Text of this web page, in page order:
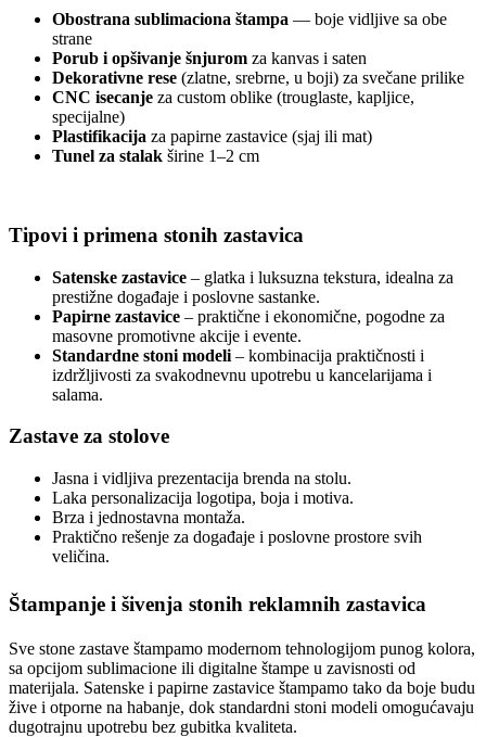
Obostrana sublimaciona štampa — boje vidljive sa obe
strane
Porub i opšivanje šnjurom za kanvas i saten
Dekorativne rese (zlatne, srebrne, u boji) za svečane prilike
CNC isecanje za custom oblike (trouglaste, kapljice,
specijalne)
Plastifikacija za papirne zastavice (sjaj ili mat)
Tunel za stalak širine 1–2 cm
Tipovi i primena stonih zastavica
Satenske zastavice – glatka i luksuzna tekstura, idealna za
prestižne događaje i poslovne sastanke.
Papirne zastavice – praktične i ekonomične, pogodne za
masovne promotivne akcije i evente.
Standardne stoni modeli – kombinacija praktičnosti i
izdržljivosti za svakodnevnu upotrebu u kancelarijama i
salama.
Zastave za stolove
Jasna i vidljiva prezentacija brenda na stolu.
Laka personalizacija logotipa, boja i motiva.
Brza i jednostavna montaža.
Praktično rešenje za događaje i poslovne prostore svih
veličina.
Štampanje i šivenja stonih reklamnih zastavica
Sve stone zastave štampamo modernom tehnologijom punog kolora,
sa opcijom sublimacione ili digitalne štampe u zavisnosti od
materijala. Satenske i papirne zastavice štampamo tako da boje budu
žive i otporne na habanje, dok standardni stoni modeli omogućavaju
dugotrajnu upotrebu bez gubitka kvaliteta.